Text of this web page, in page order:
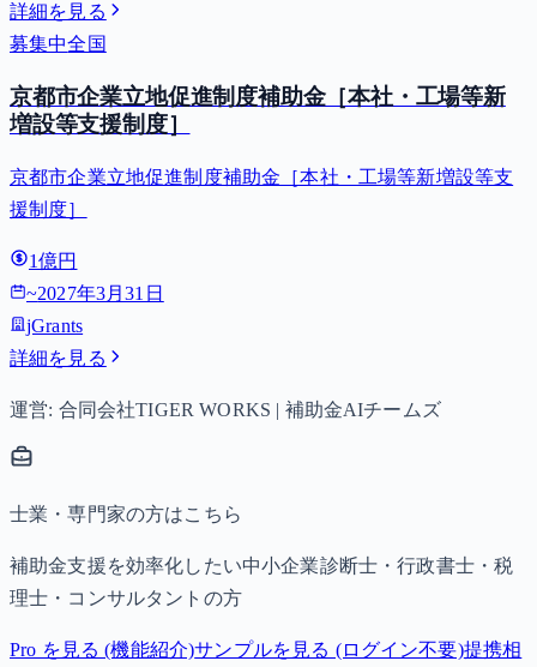
詳細を見る
募集中全国
京都市企業立地促進制度補助金［本社・工場等新
増設等支援制度］
京都市企業立地促進制度補助金［本社・工場等新増設等支
援制度］
1億円
~2027年3月31日
jGrants
詳細を見る
運営: 合同会社TIGER WORKS | 補助金AIチームズ
士業・専門家の方はこちら
補助金支援を効率化したい中小企業診断士・行政書士・税
理士・コンサルタントの方
Pro を見る (機能紹介)サンプルを見る (ログイン不要)提携相